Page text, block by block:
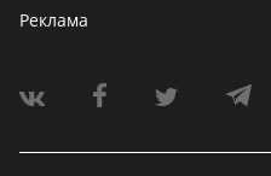
Реклама